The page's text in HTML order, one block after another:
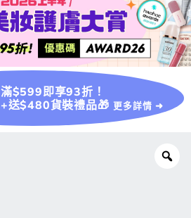
滿$599即享93折！
+送$480貨裝禮品🎁 更多詳情 ➜